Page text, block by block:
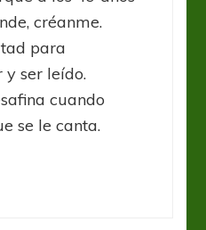
créanme.
para
y ser leído.
cuando
se le canta.